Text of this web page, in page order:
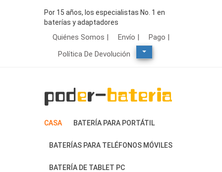
Por 15 años, los especialistas No. 1 en
baterías y adaptadores
Quiénes Somos | Envío |
Pago |
Política De Devolución
CASA BATERÍA PARA PORTÁTIL
BATERÍAS PARA TELÉFONOS MÓVILES
BATERÍA DE TABLET PC